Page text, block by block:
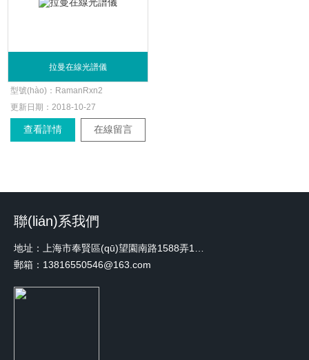
拉曼在線光譜儀
型號(hào)： RamanRxn2
更新日期：2018-10-27
查看詳情 在線留言
聯(lián)系我們
郵箱：13816550546@163.com